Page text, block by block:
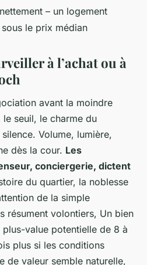
– un logement
le prix médian
à l’achat ou à
avant la moindre
seuil, le charme du
Volume, lumière,
dès la cour. Les
conciergerie, dictent
du quartier, la noblesse
de la simple
résument volontiers, Un bien
value potentielle de 8 à
plus si les conditions
de valeur semble naturelle,